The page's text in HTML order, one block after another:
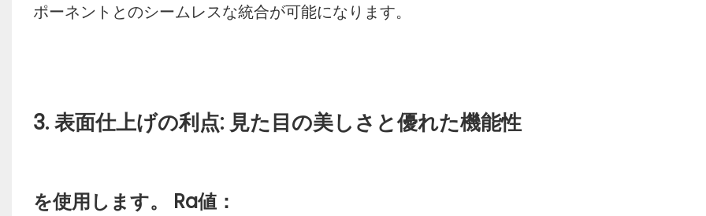
ポーネントとのシームレスな統合が可能になります。
3. 表面仕上げの利点: 見た目の美しさと優れた機能性
を使用します。 Ra値：